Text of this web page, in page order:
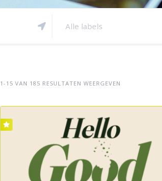
Alle labels
1-15 VAN 185 RESULTATEN WEERGEVEN